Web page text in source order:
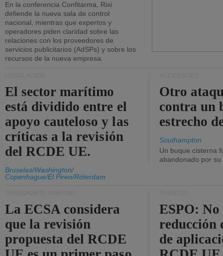
En la conferencia Confitarma, Rixi
defiende la nueva sala de control
nacional, mientras que expertos y
operadores piden claridad sobre las
relaciones con los proveedores de
servicios publicitarios (AdSPs) y sobre los
recursos de la nueva empresa.
El sector marítimo
está dividido entre el
apoyo cauteloso y las
críticas a la revisión
del RCDE UE.
Bruselas/Washington/
Copenhague/El Pireo/Róterdam
Otro
contra un
estrecho
Southampton
Un buque cisterna
abandonado por su
La ECSA considera
que la revisión
propuesta del RCDE
ESPO: No
reducción
de